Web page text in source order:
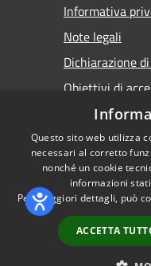
Informativa
Note legali
Dichiarazione
Obiettivi di
RSS
Accessibilità
Questo sito web utilizza
necessari al corretto
nonché un cookie
informazioni
Per maggiori dettagli, può
ACCETTA